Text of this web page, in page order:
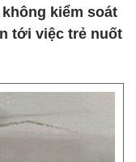
kiểm soát
tới việc trẻ nuốt